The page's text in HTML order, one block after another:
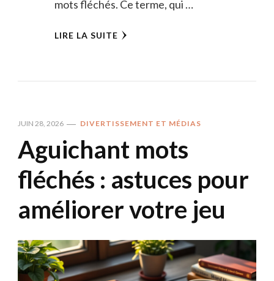
mots fléchés. Ce terme, qui …
LIRE LA SUITE
JUIN 28, 2026 DIVERTISSEMENT ET MÉDIAS
Aguichant mots
fléchés : astuces pour
améliorer votre jeu